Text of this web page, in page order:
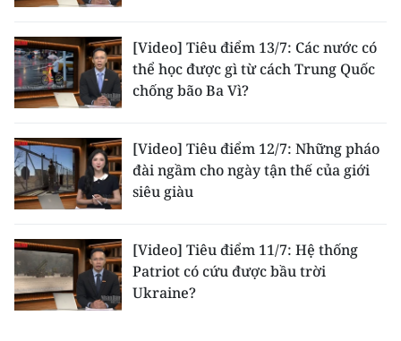
[Video] Tiêu điểm 13/7: Các nước có
thể học được gì từ cách Trung Quốc
chống bão Ba Vì?
[Video] Tiêu điểm 12/7: Những pháo
đài ngầm cho ngày tận thế của giới
siêu giàu
[Video] Tiêu điểm 11/7: Hệ thống
Patriot có cứu được bầu trời
Ukraine?